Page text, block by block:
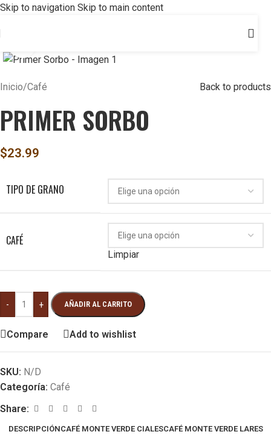
Skip to navigation Skip to main content
Inicio/Café Back to products
PRIMER SORBO
$23.99
TIPO DE GRANO
CAFÉ
Limpiar
- + AÑADIR AL CARRITO
Compare Add to wishlist
SKU: N/D
Categoría: Café
Share:
DESCRIPCIÓNCAFÉ MONTE VERDE CIALESCAFÉ MONTE VERDE LARES